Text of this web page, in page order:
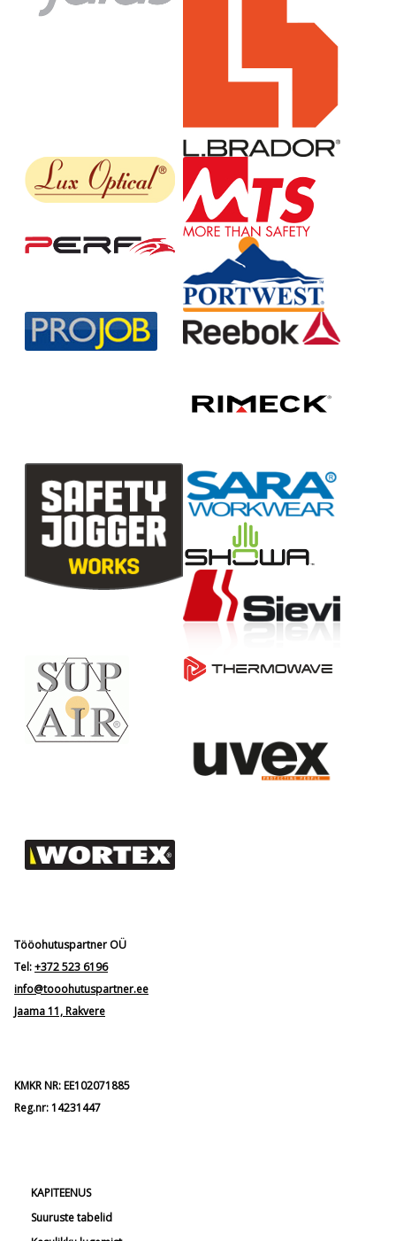
Tööohutuspartner OÜ
Tel:+372 523 6196
info@tooohutuspartner.ee
Jaama 11, Rakvere
KMKR NR: EE102071885
Reg.nr: 14231447
KAPITEENUS
Suuruste tabelid